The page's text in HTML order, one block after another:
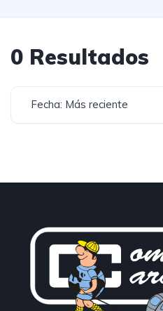
0 Resultados
Fecha: Más reciente